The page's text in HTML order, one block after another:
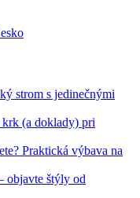
strom s jedinečnými
(a doklady) pri
Praktická výbava na
objavte štýly od